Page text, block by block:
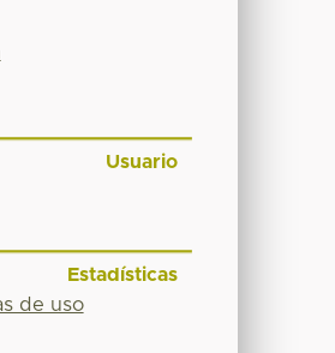
Usuario
Estadísticas
de uso